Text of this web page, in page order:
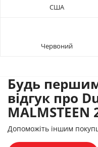
США
Червоний
Будь
відгук про
MALMSTEEN
Допоможіть іншим